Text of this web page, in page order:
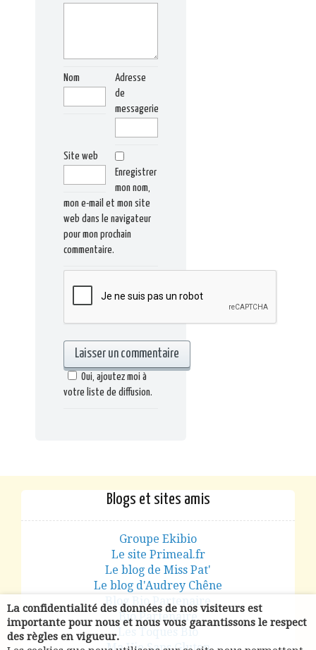
Nom
Adresse
de
messagerie
Site web
Enregistrer
mon nom,
mon e-mail et mon site
web dans le navigateur
pour mon prochain
commentaire.
Oui, ajoutez moi à
votre liste de diffusion.
Blogs et sites amis
Groupe Ekibio
Le site Primeal.fr
Le blog de Miss Pat'
Le blog d'Audrey Chêne
Blog Bio Partenaire
Bio Partenaire
Les Toques Bio
Ma Vie Sans Gluten
La confidentialité des données de nos visiteurs est
importante pour nous et nous vous garantissons le respect
des règles en vigueur.